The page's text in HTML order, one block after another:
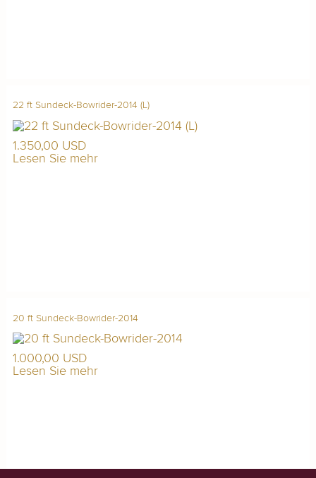
22 ft Sundeck-Bowrider-2014 (L)
1.350,00 USD
Lesen Sie mehr
20 ft Sundeck-Bowrider-2014
1.000,00 USD
Lesen Sie mehr